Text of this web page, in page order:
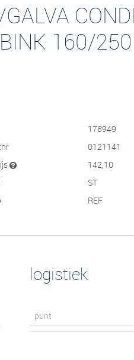
160/250
178949
0121141
142,10
ST
REF
logistiek
punt